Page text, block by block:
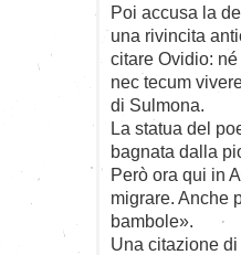
Poi accusa la
una rivincita
citare Ovidio:
nec tecum
di Sulmona.
La statua del
bagnata dalla
Però ora qui in
migrare. Anche
bambole».
Una citazione di